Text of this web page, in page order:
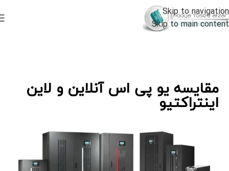
Skip to navigation
Skip to main content
مقایسه یو پی اس آنلاین و لاین
اینتراکتیو